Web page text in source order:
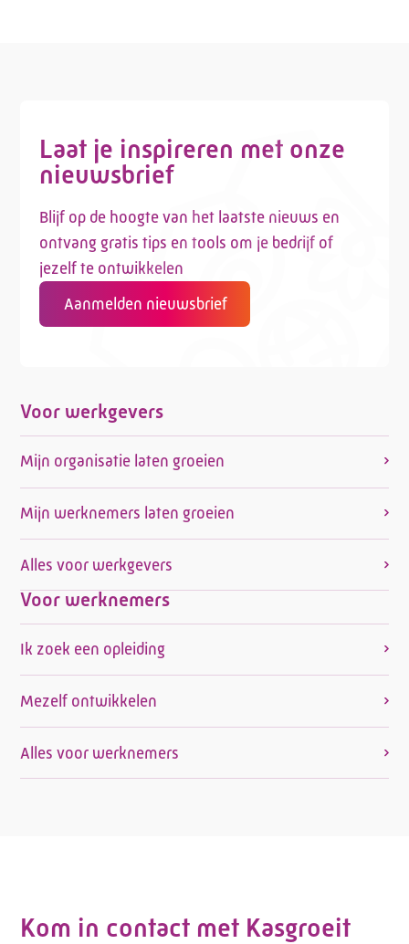
Laat je inspireren met onze
nieuwsbrief
Blijf op de hoogte van het laatste nieuws en
ontvang gratis tips en tools om je bedrijf of
jezelf te ontwikkelen
Aanmelden nieuwsbrief
Voor werkgevers
Mijn organisatie laten groeien
Mijn werknemers laten groeien
Alles voor werkgevers
Voor werknemers
Ik zoek een opleiding
Mezelf ontwikkelen
Alles voor werknemers
Kom in contact met Kasgroeit